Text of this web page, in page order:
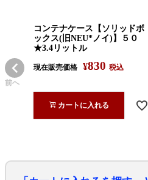
前へ
コンテナケース【ソリッドボ
ックス(旧NEU*ノイ)】５０
★3.4リットル
現在販売価格 ¥830 税込
カートに入れる